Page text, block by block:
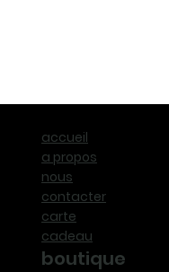
accueil
a propos
nous
contacter
carte
cadeau
boutique